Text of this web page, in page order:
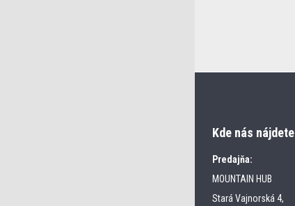
Kde nás nájdete
Predajňa:
MOUNTAIN HUB
Stará Vajnorská 4,